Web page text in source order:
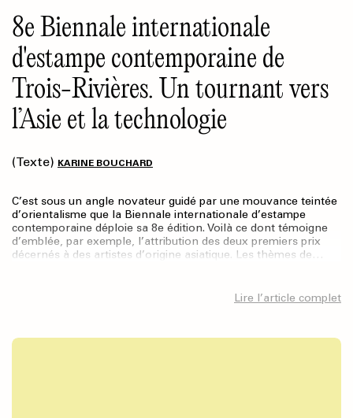
8e Biennale internationale
d'estampe contemporaine de
Trois-Rivières. Un tournant vers
l’Asie et la technologie
(Texte) KARINE BOUCHARD
C’est sous un angle novateur guidé par une mouvance teintée
d’orientalisme que la Biennale internationale d’estampe
contemporaine déploie sa 8e édition. Voilà ce dont témoigne
d’emblée, par exemple, l’attribution des deux premiers prix
décernés à des artistes d’origine asiatique. Les thèmes de…
Lire l’article complet